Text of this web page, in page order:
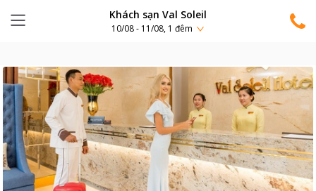
Khách sạn Val Soleil
10/08 - 11/08, 1 đêm